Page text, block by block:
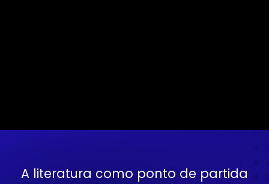
A literatura como ponto de partida